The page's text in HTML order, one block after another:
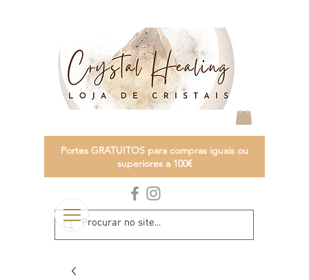
Portes GRATUITOS para compras iguais ou
superiores a 100€